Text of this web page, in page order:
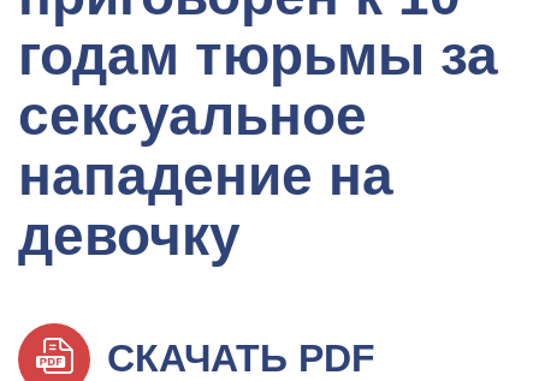
годам тюрьмы за
сексуальное
нападение на
девочку
СКАЧАТЬ PDF